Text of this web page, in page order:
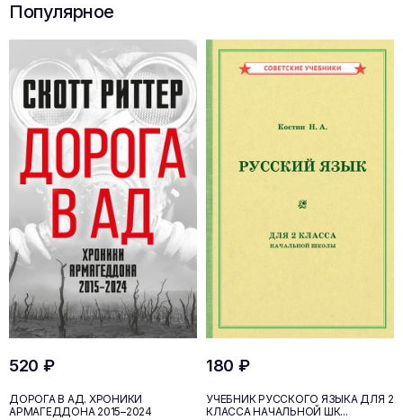
Популярное
520 ₽
ДОРОГА В АД. ХРОНИКИ
АРМАГЕДДОНА 2015–2024
180 ₽
УЧЕБНИК РУССКОГО ЯЗЫКА ДЛЯ 2
КЛАССА НАЧАЛЬНОЙ ШК...